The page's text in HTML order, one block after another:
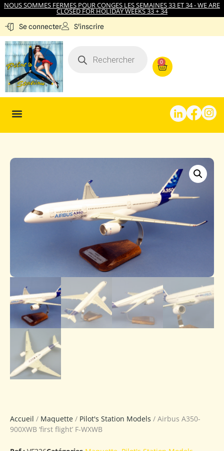
NOUS SOMMES FERMES POUR CONGES LES SEMAINES 33 ET 34 - WE ARE
CLOSED FOR HOLIDAY WEEKS 33 + 34
Se connecter S'inscrire
0
Accueil / Maquette / Pilot's Station Models / Airbus A350-
900XWB ‘first flight’ F-WXWB